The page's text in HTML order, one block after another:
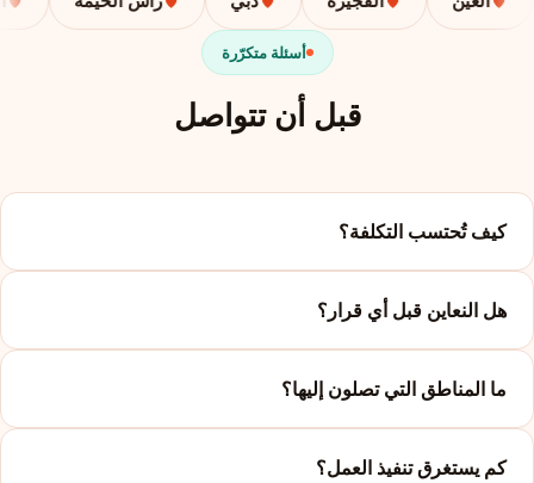
أسئلة متكرّرة
قبل أن تتواصل
كيف تُحتسب التكلفة؟
هل النعاين قبل أي قرار؟
ما المناطق التي تصلون إليها؟
كم يستغرق تنفيذ العمل؟